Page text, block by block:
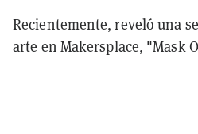
Recientemente, reveló una
arte en Makersplace, "Mask